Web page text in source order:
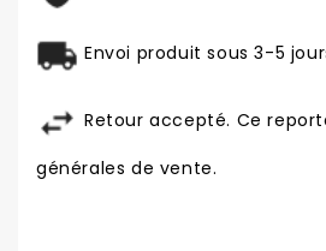
Envoi produit sous 3-5
Retour accepté. Ce
générales de vente.